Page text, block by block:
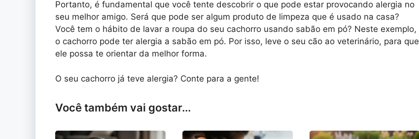
Portanto, é fundamental que você tente descobrir o que pode estar provocando alergia no
seu melhor amigo. Será que pode ser algum produto de limpeza que é usado na casa?
Você tem o hábito de lavar a roupa do seu cachorro usando sabão em pó? Neste exemplo,
o cachorro pode ter alergia a sabão em pó. Por isso, leve o seu cão ao veterinário, para que
ele possa te orientar da melhor forma.
O seu cachorro já teve alergia? Conte para a gente!
Você também vai gostar...